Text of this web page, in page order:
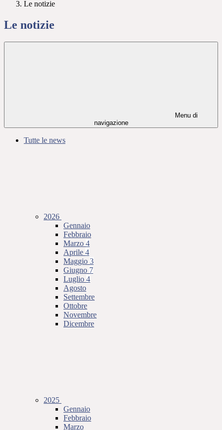
Le notizie
Le notizie
Menu di
navigazione
Tutte le news
2026
Gennaio
Febbraio
Marzo 4
Aprile 4
Maggio 3
Giugno 7
Luglio 4
Agosto
Settembre
Ottobre
Novembre
Dicembre
2025
Gennaio
Febbraio
Marzo